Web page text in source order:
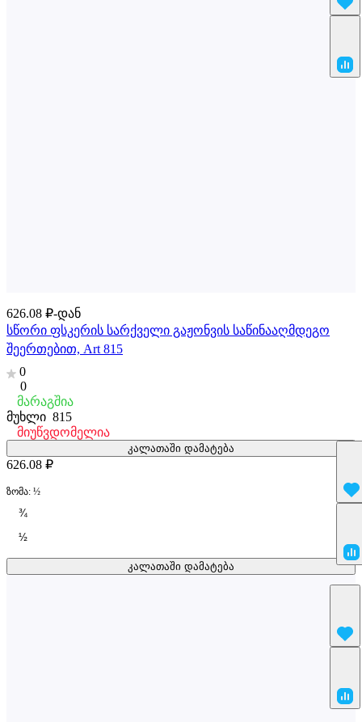
626.08 ₽-დან
სწორი ფსკერის სარქველი გაჟონვის საწინააღმდეგო
შეერთებით, Art 815
0
0
მარაგშია
მუხლი 815
კალათაში დამატება
მიუწვდომელია
კალათაში დამატება
626.08 ₽
ზომა: ½
¾
½